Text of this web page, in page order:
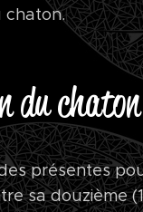
chaton.
du chaton
présentes
sa douzième